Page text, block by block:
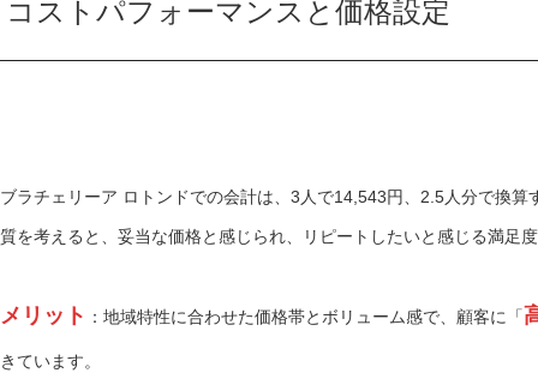
コストパフォーマンスと価格設定
ブラチェリーア ロトンドでの会計は、3人で14,543円、2.5人分で換
質を考えると、妥当な価格と感じられ、リピートしたいと感じる満足
メリット ：地域特性に合わせた価格帯とボリューム感で、顧客に「
きています。